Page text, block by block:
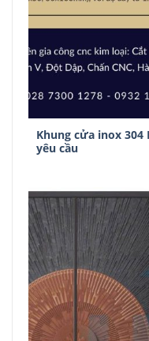
Khung cửa inox 304
yêu cầu